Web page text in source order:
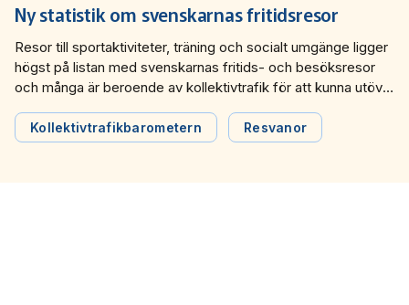
Ny statistik om svenskarnas fritidsresor
Resor till sportaktiviteter, träning och socialt umgänge ligger
högst på listan med svenskarnas fritids- och besöksresor
och många är beroende av kollektivtrafik för att kunna utöva
Kollektivtrafikbarometern, som visar att det finns stora
möjligheter för branschen att öka andelen fritidsresor, bland
Kollektivtrafikbarometern Resvanor